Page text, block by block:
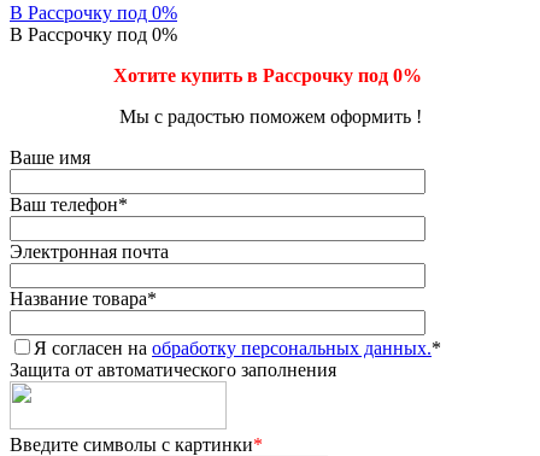
В Рассрочку под 0%
В Рассрочку под 0%
Хотите купить в Рассрочку под 0%
Мы с радостью поможем оформить !
Ваше имя
Ваш телефон*
Электронная почта
Название товара*
Я согласен на обработку персональных данных.*
Защита от автоматического заполнения
Введите символы с картинки*